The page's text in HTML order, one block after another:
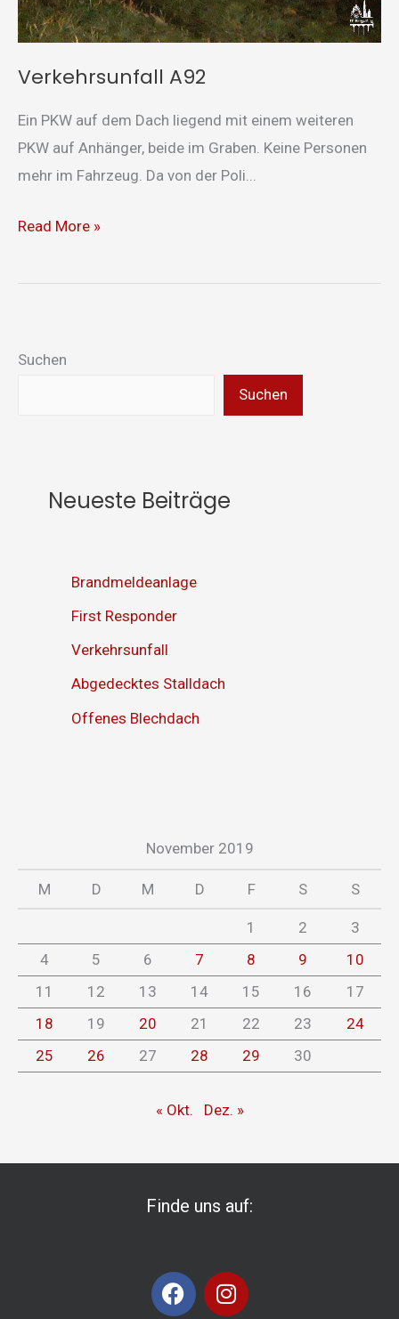
Verkehrsunfall A92
Ein PKW auf dem Dach liegend mit einem weiteren
PKW auf Anhänger, beide im Graben. Keine Personen
mehr im Fahrzeug. Da von der Poli...
Read More »
Suchen
Suchen
Neueste Beiträge
Brandmeldeanlage
First Responder
Verkehrsunfall
Abgedecktes Stalldach
Offenes Blechdach
November 2019
M D M D F S S
1 2
3
4
5 6 7 8 9
10
11
12 13 14 15 16
17
18
19 20 21 22 23
24
25
26 27 28 29 30
« Okt. Dez. »
Finde uns auf:
F
a
I
n